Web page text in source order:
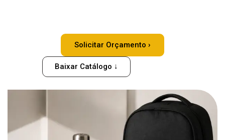
Solicitar Orçamento ›
Baixar Catálogo ↓